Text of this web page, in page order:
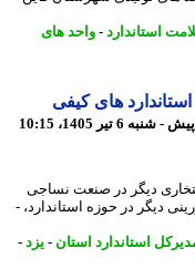
- واحد های
های کیفی
دیگر در صنعت نساجی
در حوزه استاندارد، -
استاندارد استان-یزد -